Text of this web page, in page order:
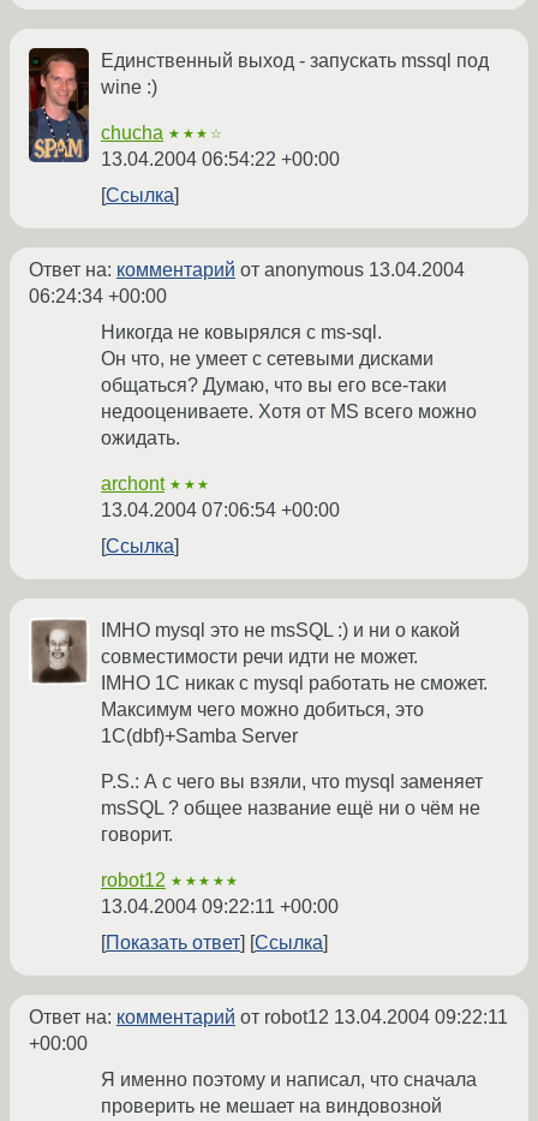
Единственный выход - запускать mssql под
wine :)
chucha ★★★☆
13.04.2004 06:54:22 +00:00
Ссылка
Ответ на: комментарий от anonymous 13.04.2004
06:24:34 +00:00
Никогда не ковырялся с ms-sql.
Он что, не умеет с сетевыми дисками
общаться? Думаю, что вы его все-таки
недооцениваете. Хотя от MS всего можно
ожидать.
archont ★★★
13.04.2004 07:06:54 +00:00
Ссылка
IMHO mysql это не msSQL :) и ни о какой
совместимости речи идти не может.
IMHO 1С никак с mysql работать не сможет.
Максимум чего можно добиться, это
1С(dbf)+Samba Server
P.S.: А с чего вы взяли, что mysql заменяет
msSQL ? общее название ещё ни о чём не
говорит.
robot12 ★★★★★
13.04.2004 09:22:11 +00:00
Показать ответ
Ссылка
Ответ на: комментарий от robot12 13.04.2004 09:22:11
+00:00
Я именно поэтому и написал, что сначала
проверить не мешает на виндовозной